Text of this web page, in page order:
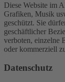
Diese Website im
Grafiken, Musik
geschützt. Sie
geschäftlicher
verboten, einzelne
oder kommerziell
Datenschutz